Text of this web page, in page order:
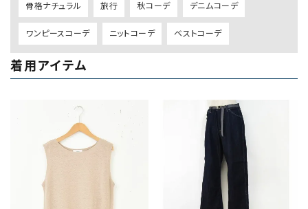
骨格ナチュラル 旅行 秋コーデ デニムコーデ
ワンピースコーデ ニットコーデ ベストコーデ
着用アイテム